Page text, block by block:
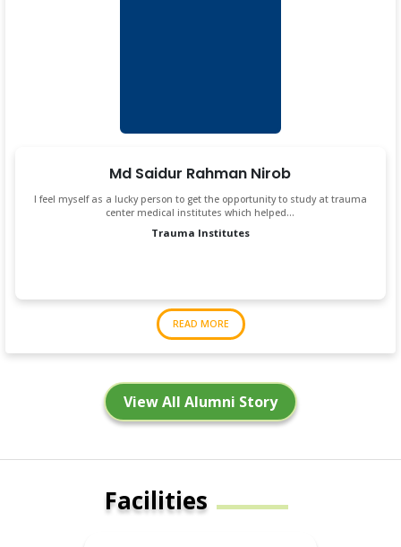
Md Saidur Rahman Nirob
I feel myself as a lucky person to get the opportunity to study at trauma
center medical institutes which helped…
Trauma Institutes
READ MORE
View All Alumni Story
Facilities